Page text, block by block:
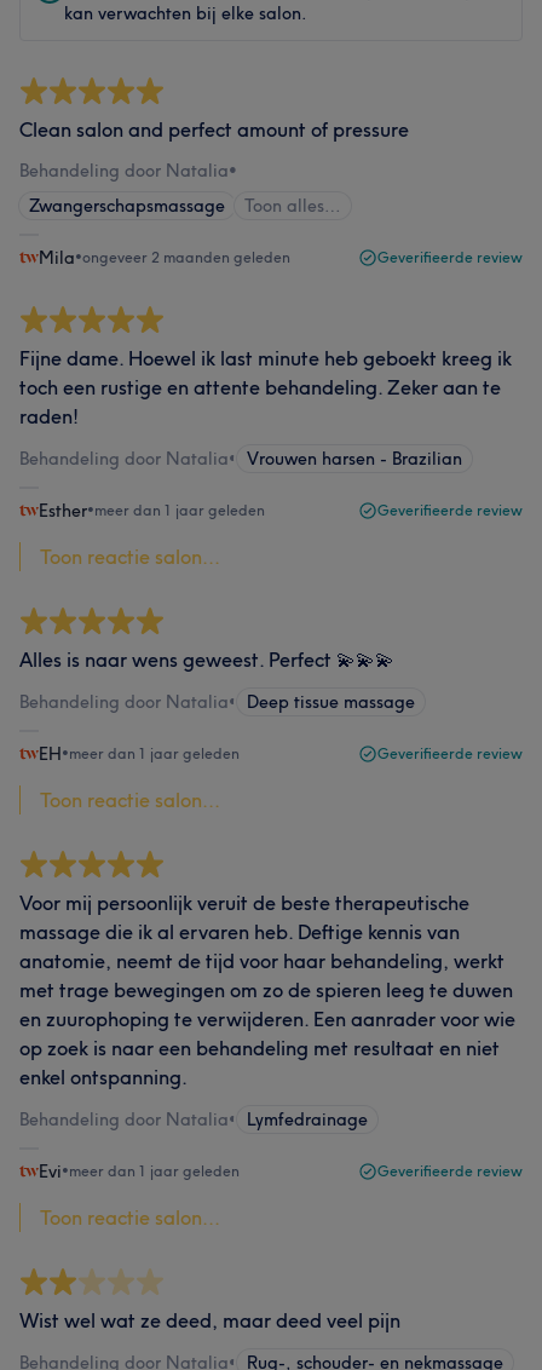
kan verwachten bij elke salon.
Clean salon and perfect amount of pressure
Behandeling door Natalia•
Zwangerschapsmassage
Toon alles…
Mila•ongeveer 2 maanden geleden Geverifieerde review
Fijne dame. Hoewel ik last minute heb geboekt kreeg ik
toch een rustige en attente behandeling. Zeker aan te
raden!
Behandeling door Natalia• Vrouwen harsen - Brazilian
Esther•meer dan 1 jaar geleden Geverifieerde review
Toon reactie salon...
Alles is naar wens geweest. Perfect 💫💫💫
Behandeling door Natalia• Deep tissue massage
EH•meer dan 1 jaar geleden Geverifieerde review
Toon reactie salon...
Voor mij persoonlijk veruit de beste therapeutische
massage die ik al ervaren heb. Deftige kennis van
anatomie, neemt de tijd voor haar behandeling, werkt
met trage bewegingen om zo de spieren leeg te duwen
en zuurophoping te verwijderen. Een aanrader voor wie
op zoek is naar een behandeling met resultaat en niet
enkel ontspanning.
Behandeling door Natalia• Lymfedrainage
Evi•meer dan 1 jaar geleden Geverifieerde review
Toon reactie salon...
Wist wel wat ze deed, maar deed veel pijn
Behandeling door Natalia• Rug-, schouder- en nekmassage